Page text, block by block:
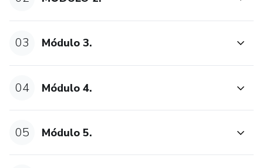
03 Módulo 3.
04 Módulo 4.
05 Módulo 5.